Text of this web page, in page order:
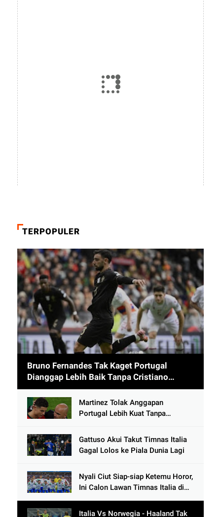
TERPOPULER
Bruno Fernandes Tak Kaget Portugal
Dianggap Lebih Baik Tanpa Cristiano
Ronaldo usai Cetak 9 Gol
Martinez Tolak Anggapan
Portugal Lebih Kuat Tanpa
di Bawah Thailand
Gattuso Akui Takut Timnas Italia
Gagal Lolos ke Piala Dunia Lagi
Nyali Ciut Siap-siap Ketemu Horor,
Ini Calon Lawan Timnas Italia di
Italia Vs Norwegia - Haaland Tak